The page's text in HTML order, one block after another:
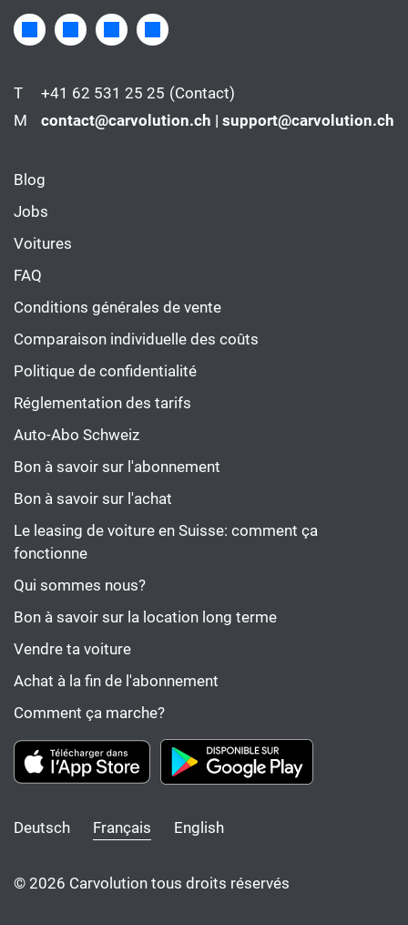
T +41 62 531 25 25 (Contact)
M
contact@carvolution.ch | support@carvolution.ch
Blog
Jobs
Voitures
FAQ
Conditions générales de vente
Comparaison individuelle des coûts
Politique de confidentialité
Réglementation des tarifs
Auto-Abo Schweiz
Bon à savoir sur l'abonnement
Bon à savoir sur l'achat
Le leasing de voiture en Suisse: comment ça
fonctionne
Qui sommes nous?
Bon à savoir sur la location long terme
Vendre ta voiture
Achat à la fin de l'abonnement
Comment ça marche?
Deutsch Français English
© 2026 Carvolution tous droits réservés